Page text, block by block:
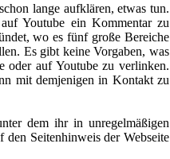
lange aufklären, etwas tun.
Youtube ein Kommentar zu
wo es fünf große Bereiche
Es gibt keine Vorgaben, was
oder auf Youtube zu verlinken.
mit demjenigen in Kontakt zu
dem ihr in unregelmäßigen
Seitenhinweis der Webseite